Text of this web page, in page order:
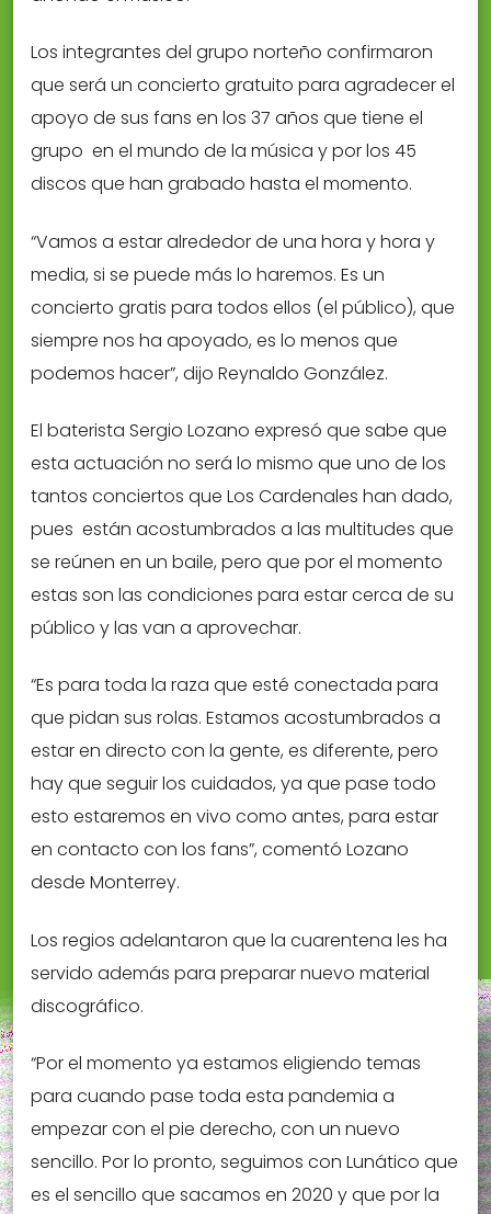
Los integrantes del grupo norteño confirmaron
que será un concierto gratuito para agradecer el
apoyo de sus fans en los 37 años que tiene el
grupo en el mundo de la música y por los 45
discos que han grabado hasta el momento.
“Vamos a estar alrededor de una hora y hora y
media, si se puede más lo haremos. Es un
concierto gratis para todos ellos (el público), que
siempre nos ha apoyado, es lo menos que
podemos hacer”, dijo Reynaldo González.
El baterista Sergio Lozano expresó que sabe que
esta actuación no será lo mismo que uno de los
tantos conciertos que Los Cardenales han dado,
pues están acostumbrados a las multitudes que
se reúnen en un baile, pero que por el momento
estas son las condiciones para estar cerca de su
público y las van a aprovechar.
“Es para toda la raza que esté conectada para
que pidan sus rolas. Estamos acostumbrados a
estar en directo con la gente, es diferente, pero
hay que seguir los cuidados, ya que pase todo
esto estaremos en vivo como antes, para estar
en contacto con los fans”, comentó Lozano
desde Monterrey.
Los regios adelantaron que la cuarentena les ha
servido además para preparar nuevo material
discográfico.
“Por el momento ya estamos eligiendo temas
para cuando pase toda esta pandemia a
empezar con el pie derecho, con un nuevo
sencillo. Por lo pronto, seguimos con Lunático que
es el sencillo que sacamos en 2020 y que por la